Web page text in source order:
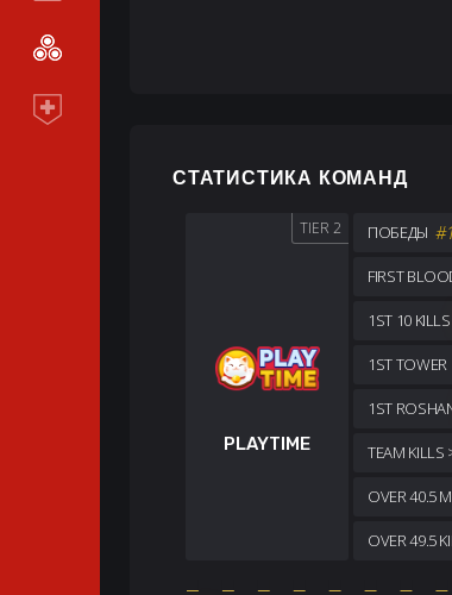
СТАТИСТИКА КОМАНД
PLAYTIME
TIER 2 ПОБЕДЫ
FIRST
1ST 10 KILLS
1ST TOWER
1ST
TEAM KILLS
OVER 40.5
OVER 49.5